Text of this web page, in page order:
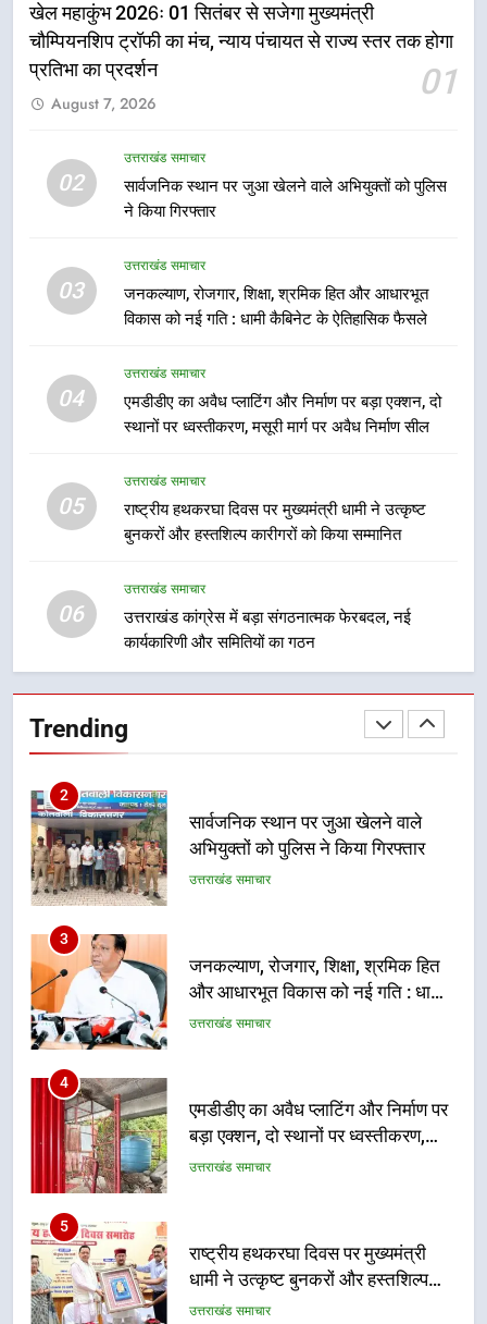
खेल महाकुंभ 2026ः 01 सितंबर से सजेगा मुख्यमंत्री
चौम्पियनशिप ट्रॉफी का मंच, न्याय पंचायत से राज्य स्तर तक होगा
प्रतिभा का प्रदर्शन
01
August 7, 2026
02
उत्तराखंड समाचार
सार्वजनिक स्थान पर जुआ खेलने वाले अभियुक्तों को पुलिस
ने किया गिरफ्तार
03
उत्तराखंड समाचार
जनकल्याण, रोजगार, शिक्षा, श्रमिक हित और आधारभूत
विकास को नई गति : धामी कैबिनेट के ऐतिहासिक फैसले
04
उत्तराखंड समाचार
एमडीडीए का अवैध प्लाटिंग और निर्माण पर बड़ा एक्शन, दो
स्थानों पर ध्वस्तीकरण, मसूरी मार्ग पर अवैध निर्माण सील
05
उत्तराखंड समाचार
राष्ट्रीय हथकरघा दिवस पर मुख्यमंत्री धामी ने उत्कृष्ट
बुनकरों और हस्तशिल्प कारीगरों को किया सम्मानित
06
उत्तराखंड समाचार
उत्तराखंड कांग्रेस में बड़ा संगठनात्मक फेरबदल, नई
कार्यकारिणी और समितियों का गठन
Trending
कारीगरों को किया सम्मानित
उत्तराखंड समाचार
6
का गठन
उत्तराखंड समाचार
देना सरकार की सर्वोच्च प्राथमिकता, आने
वाले महीनों में हजारों पदों पर की जाएगी
भर्ती
उत्तराखंड समाचार
दिल्ली-देहरादून आर्थिक कॉरिडोर से जुड़ी
12 किमी ग्रीनफील्ड बाईपास परियोजना
निर्देश, सुरक्षा मानकों से कोई समझौता
नहींः डीएम
1
खेल महाकुंभ 2026ः 01 सितंबर से सजेगा
न्याय पंचायत से राज्य स्तर तक होगा
प्रतिभा का प्रदर्शन
उत्तराखंड समाचार
अभियुक्तों को पुलिस ने किया गिरफ्तार
3
जनकल्याण, रोजगार, शिक्षा, श्रमिक हित
और आधारभूत विकास को नई गति : धामी
कैबिनेट के ऐतिहासिक फैसले
उत्तराखंड समाचार
4
एमडीडीए का अवैध प्लाटिंग और निर्माण पर
बड़ा एक्शन, दो स्थानों पर ध्वस्तीकरण,
मसूरी मार्ग पर अवैध निर्माण सील
उत्तराखंड समाचार
5
राष्ट्रीय हथकरघा दिवस पर मुख्यमंत्री
धामी ने उत्कृष्ट बुनकरों और हस्तशिल्प
कारीगरों को किया सम्मानित
उत्तराखंड समाचार
6
उत्तराखंड कांग्रेस में बड़ा संगठनात्मक
फेरबदल, नई कार्यकारिणी और समितियों
का गठन
उत्तराखंड समाचार